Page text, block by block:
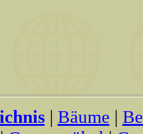
| Bäume |